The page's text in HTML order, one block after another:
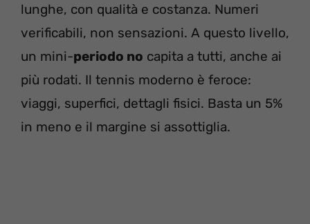
lunghe, con qualità e costanza. Numeri
verificabili, non sensazioni. A questo livello,
un mini-periodo no capita a tutti, anche ai
più rodati. Il tennis moderno è feroce:
viaggi, superfici, dettagli fisici. Basta un 5%
in meno e il margine si assottiglia.